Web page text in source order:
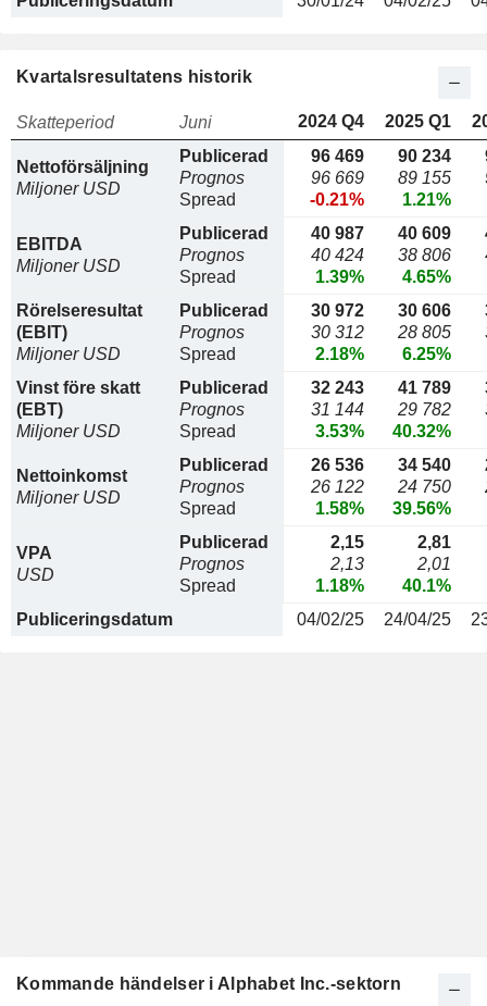
Kvartalsresultatens historik
Skatteperiod Juni 2024 Q4 2025 Q1
Nettoförsäljning
Miljoner USD
Publicerad
Prognos
Spread
96 469
96 669
-0.21%
90 234
89 155
1.21%
EBITDA
Miljoner USD
Publicerad
Prognos
Spread
40 987
40 424
1.39%
40 609
38 806
4.65%
Rörelseresultat
(EBIT)
Miljoner USD
Publicerad
Prognos
Spread
30 972
30 312
2.18%
30 606
28 805
6.25%
Vinst före skatt
(EBT)
Miljoner USD
Publicerad
Prognos
Spread
32 243
31 144
3.53%
41 789
29 782
40.32%
Nettoinkomst
Miljoner USD
Publicerad
Prognos
Spread
26 536
26 122
1.58%
34 540
24 750
39.56%
VPA
USD
Publicerad
Prognos
Spread
2,15
2,13
1.18%
2,81
2,01
40.1%
Publiceringsdatum
04/02/25 24/04/25
Kommande händelser i Alphabet Inc.-sektorn